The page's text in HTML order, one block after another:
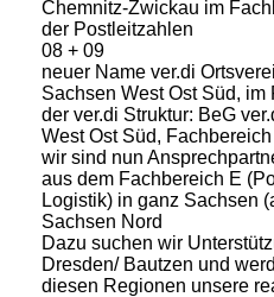
Chemnitz-Zwickau im
der Postleitzahlen
08 + 09
neuer Name ver.di
Sachsen West Ost Süd,
der ver.di Struktur: BeG
West Ost Süd,
wir sind nun
aus dem Fachbereich E
Logistik) in ganz Sachsen
Sachsen Nord
Dazu suchen wir
Dresden/ Bautzen und
diesen Regionen unsere